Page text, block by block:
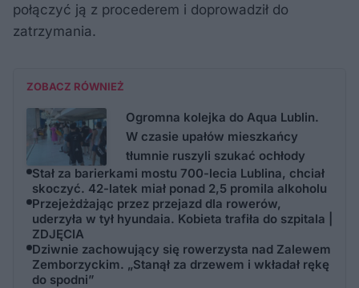
połączyć ją z procederem i doprowadził do
zatrzymania.
ZOBACZ RÓWNIEŻ
Ogromna kolejka do Aqua Lublin.
W czasie upałów mieszkańcy
tłumnie ruszyli szukać ochłody
Stał za barierkami mostu 700-lecia Lublina, chciał
skoczyć. 42-latek miał ponad 2,5 promila alkoholu
Przejeżdżając przez przejazd dla rowerów,
uderzyła w tył hyundaia. Kobieta trafiła do szpitala |
ZDJĘCIA
Dziwnie zachowujący się rowerzysta nad Zalewem
Zemborzyckim. „Stanął za drzewem i wkładał rękę
do spodni”